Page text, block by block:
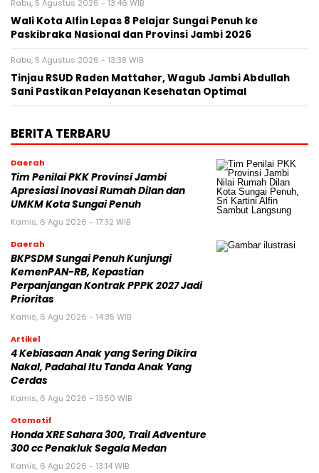
Rabu, 5 Agustus 2026 - 13:46 WIB
Wali Kota Alfin Lepas 8 Pelajar Sungai Penuh ke
Paskibraka Nasional dan Provinsi Jambi 2026
Rabu, 5 Agustus 2026 - 13:38 WIB
Tinjau RSUD Raden Mattaher, Wagub Jambi Abdullah
Sani Pastikan Pelayanan Kesehatan Optimal
BERITA TERBARU
Daerah
Tim Penilai PKK Provinsi Jambi
Apresiasi Inovasi Rumah Dilan dan
UMKM Kota Sungai Penuh
Kamis, 6 Agu 2026 - 17:32 WIB
Daerah
BKPSDM Sungai Penuh Kunjungi
KemenPAN-RB, Kepastian
Perpanjangan Kontrak PPPK 2027 Jadi
Prioritas
Kamis, 6 Agu 2026 - 14:35 WIB
Artikel
4 Kebiasaan Anak yang Sering Dikira
Nakal, Padahal Itu Tanda Anak Yang
Cerdas
Kamis, 6 Agu 2026 - 13:50 WIB
Otomotif
Honda XRE Sahara 300, Trail Adventure
300 cc Penakluk Segala Medan
Kamis, 6 Agu 2026 - 13:14 WIB